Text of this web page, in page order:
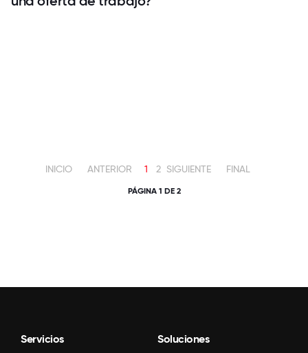
INICIO ANTERIOR 1 2 SIGUIENTE FINAL
PÁGINA 1 DE 2
Servicios Soluciones